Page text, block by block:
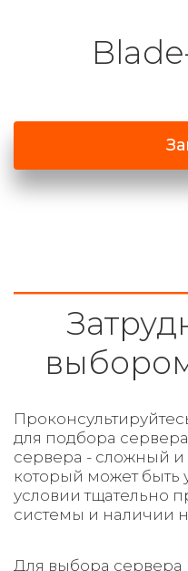
для подбора
сервера - сложный
который может
условии тщательно
системы и наличии
Для выбора сервера